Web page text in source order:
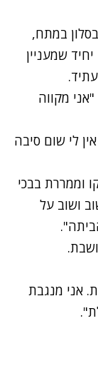
בסלון במתח,
שמעניין
מקווה
לי שום סיבה
וממררת בבכי
ושוב על
אני מנגבת